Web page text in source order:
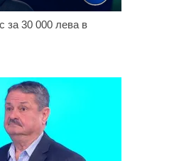
за 30 000 лева в